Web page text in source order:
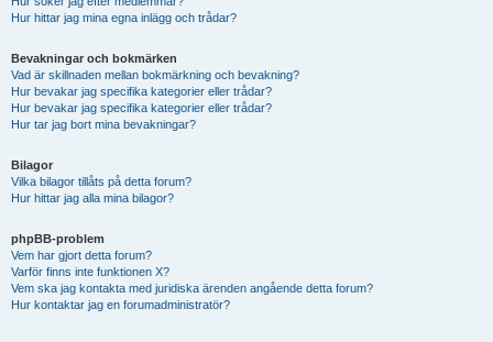
Hur hittar jag mina egna inlägg och trådar?
Bevakningar och bokmärken
Vad är skillnaden mellan bokmärkning och bevakning?
Hur bevakar jag specifika kategorier eller trådar?
Hur bevakar jag specifika kategorier eller trådar?
Hur tar jag bort mina bevakningar?
Bilagor
Vilka bilagor tillåts på detta forum?
Hur hittar jag alla mina bilagor?
phpBB-problem
Vem har gjort detta forum?
Varför finns inte funktionen X?
Vem ska jag kontakta med juridiska ärenden angående detta forum?
Hur kontaktar jag en forumadministratör?